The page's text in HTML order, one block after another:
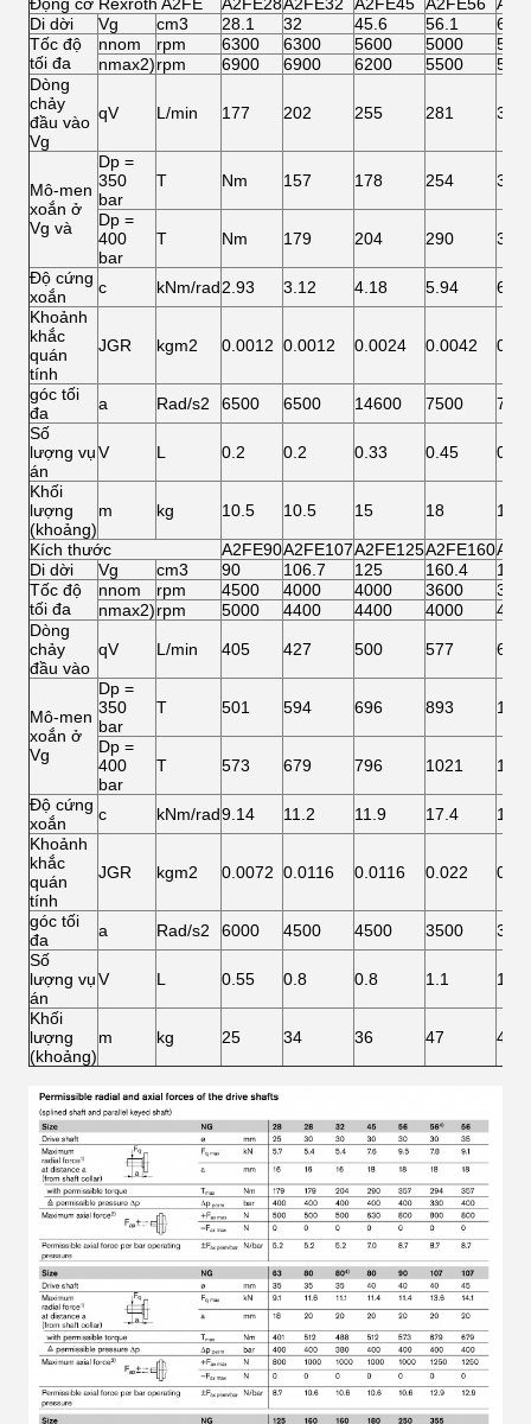
Di dời
Vg cm3 28.1 32 45.6 56.1
63
Tốc độ
tối đa
nnom rpm 6300 6300 5600 5000
nmax2)rpm 6900 6900 6200 5500
Dòng
chảy
đầu vào
Vg
qV L/min 177 202 255 281 315
Mô-men
xoắn ở
Vg và
Dp =
350
bar
T Nm 157 178 254 313
Dp =
400
bar
T Nm 179 204 290 357
Độ cứng
xoắn
c kNm/rad2.93 3.12 4.18 5.94
6.25
Khoảnh
khắc
quán
tính
JGR kgm2 0.0012 0.0012 0.0024 0.0042
góc tối
đa
a Rad/s2 6500 6500 14600 7500
Số
lượng vụ
án
V L 0.2 0.2 0.33 0.45 0.45
Khối
lượng
(khoảng)
m kg 10.5 10.5 15 18 19
Kích thước A2FE90A2FE107A2FE125A2FE160
Di dời
Vg cm3 90 106.7 125 160.4
180
Tốc độ
tối đa
nnom rpm 4500 4000 4000 3600
nmax2)rpm 5000 4400 4400 4000
Dòng
chảy
đầu vào
qV L/min 405 427 500 577 648
Mô-men
xoắn ở
Vg
Dp =
350
bar
T 501 594 696 893
Dp =
400
bar
T 573 679 796 1021
Độ cứng
xoắn
c kNm/rad9.14 11.2 11.9 17.4
18.2
Khoảnh
khắc
quán
tính
JGR kgm2 0.0072 0.0116 0.0116 0.022
góc tối
đa
a Rad/s2 6000 4500 4500 3500
Số
lượng vụ
án
V L 0.55 0.8 0.8 1.1 1.1
Khối
lượng
(khoảng)
m kg 25 34 36 47 48